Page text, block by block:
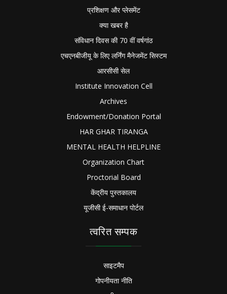
प्रशिक्षण और प्लेसमेंट
क्या खबर है
संविधान दिवस की 70 वीं वर्षगांठ
एचएनबीजीयू के लिए लर्निंग मैनेजमेंट सिस्टम
आरसीसी सेल
Institute Innovation Cell
Archives
Endowment/Donation Portal
HAR GHAR TIRANGA
MENTAL HEALTH HELPLINE
Organization Chart
Proctorial Board
केंद्रीय पुस्तकालय
यूजीसी ई-समाधान पोर्टल
त्वरित सम्पक
साइटमैप
गोपनीयता नीति